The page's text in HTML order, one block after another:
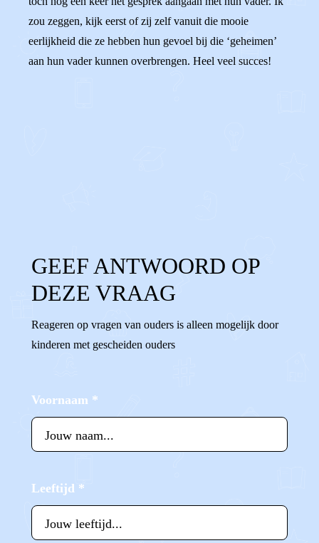
zou zeggen, kijk eerst of zij zelf vanuit die mooie
eerlijkheid die ze hebben hun gevoel bij die ‘geheimen’
aan hun vader kunnen overbrengen. Heel veel succes!
GEEF ANTWOORD OP
DEZE VRAAG
Reageren op vragen van ouders is alleen mogelijk door
kinderen met gescheiden ouders
Voornaam *
Leeftijd *